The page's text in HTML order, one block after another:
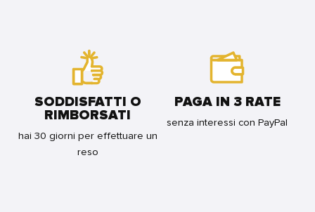
SODDISFATTI O
RIMBORSATI
hai 30 giorni per effettuare un
reso
PAGA IN 3 RATE
senza interessi con PayPal